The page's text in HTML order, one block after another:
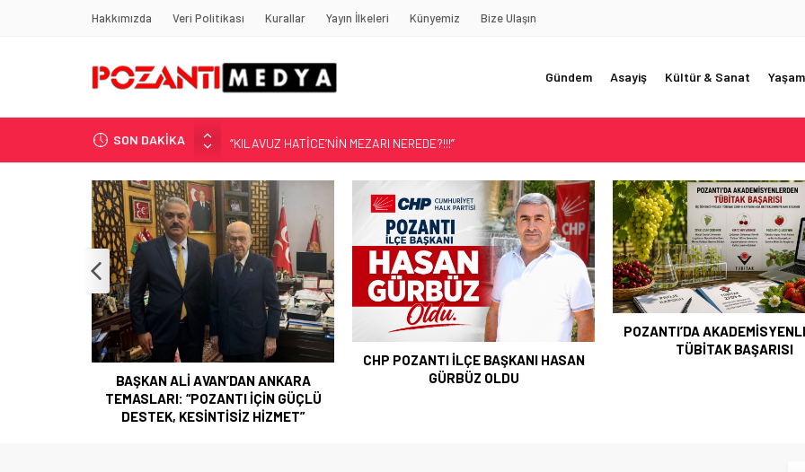
Hakkımızda Veri Politikası Kurallar Yayın İlkeleri Künyemiz Bize Ulaşın
Gündem Asayiş Kültür & Sanat Yaşam
SON DAKİKA
“KILAVUZ HATİCE’NİN MEZARI NEREDE?!!!”
Adana’nın Gizli Cenneti Pozantı Akçatekir Yaylası
Yılmaz Soğutma’dan Buzdolabı Uyarısı
Gaziantep, Mersin ve Adana’da Web Tasarımın Öncüsü GZR Ajans
Harun YÜCEL Yazdı: İLBER ORTAYLI
CHP POZANTI İLÇE BAŞKANI HASAN
GÜRBÜZ OLDU
POZANTI’DA AKADEMİSYENLERDEN
TÜBİTAK BAŞARISI